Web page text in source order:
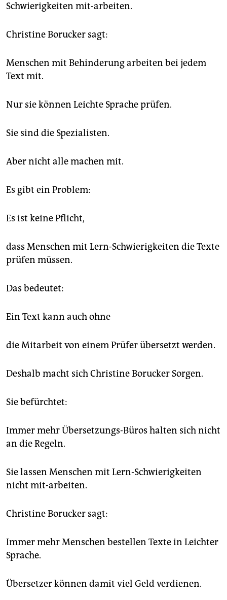
Schwierigkeiten mit-arbeiten.
Christine Borucker sagt:
Menschen mit Behinderung arbeiten bei jedem
Text mit.
Nur sie können Leichte Sprache prüfen.
Sie sind die Spezialisten.
Aber nicht alle machen mit.
Es gibt ein Problem:
Es ist keine Pflicht,
dass Menschen mit Lern-Schwierigkeiten die Texte
prüfen müssen.
Das bedeutet:
Ein Text kann auch ohne
die Mitarbeit von einem Prüfer übersetzt werden.
Deshalb macht sich Christine Borucker Sorgen.
Sie befürchtet:
Immer mehr Übersetzungs-Büros halten sich nicht
an die Regeln.
Sie lassen Menschen mit Lern-Schwierigkeiten
nicht mit-arbeiten.
Christine Borucker sagt:
Immer mehr Menschen bestellen Texte in Leichter
Sprache.
Übersetzer können damit viel Geld verdienen.